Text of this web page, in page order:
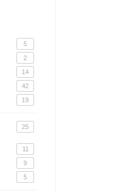
5
2
14
42
19
25
11
9
5